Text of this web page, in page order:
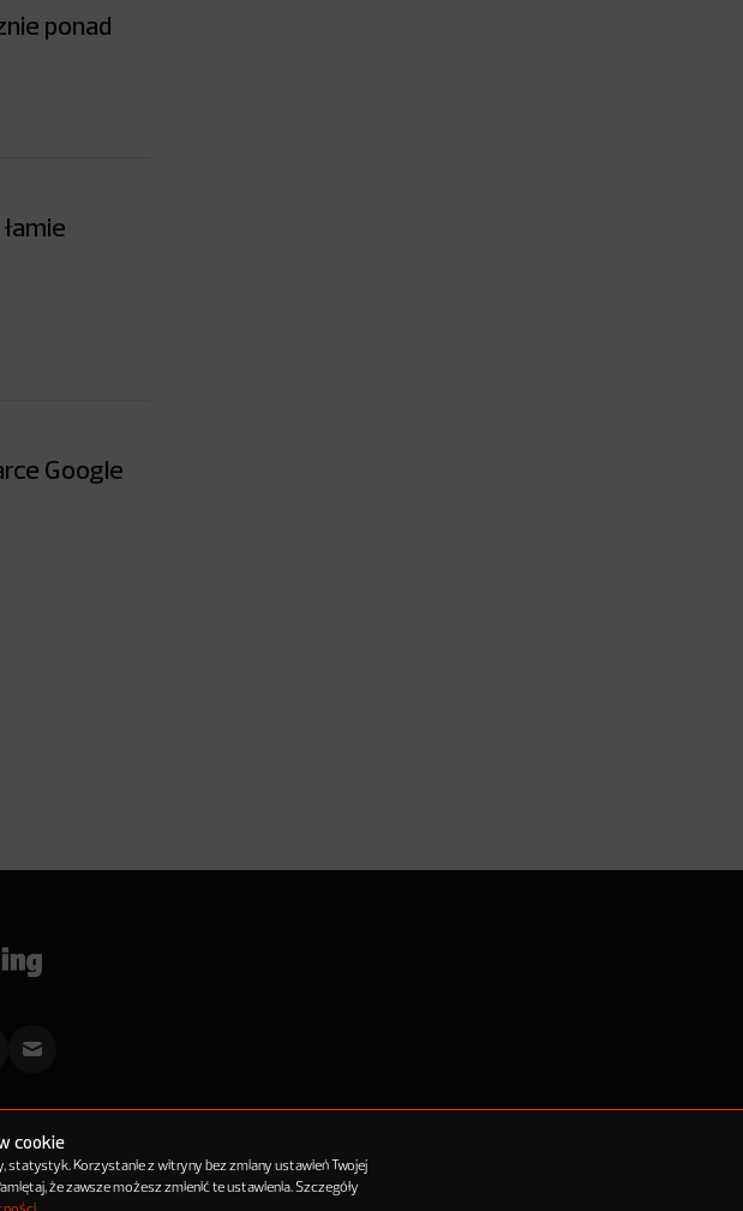
cookie
statystyk. Korzystanie z witryny bez zmiany ustawień Twojej
że zawsze możesz zmienić te ustawienia. Szczegóły
ponad
Google
Kanał RSS